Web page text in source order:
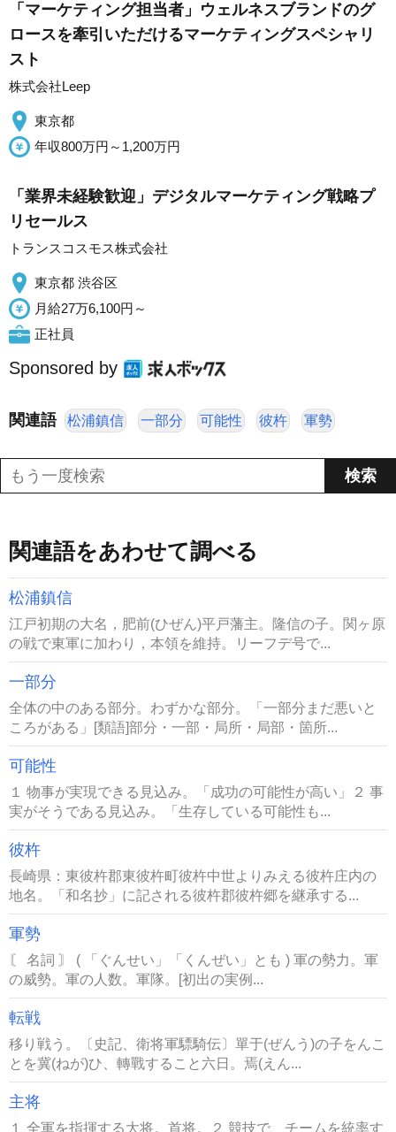
「マーケティング担当者」ウェルネスブランドのグ
ロースを牽引いただけるマーケティングスペシャリ
スト
株式会社Leep
東京都
年収800万円～1,200万円
「業界未経験歓迎」デジタルマーケティング戦略プ
リセールス
トランスコスモス株式会社
東京都 渋谷区
月給27万6,100円～
正社員
Sponsored by
関連語 松浦鎮信 一部分 可能性 彼杵 軍勢
関連語をあわせて調べる
松浦鎮信
江戸初期の大名，肥前(ひぜん)平戸藩主。隆信の子。関ヶ原
の戦で東軍に加わり，本領を維持。リーフデ号で...
一部分
全体の中のある部分。わずかな部分。「一部分まだ悪いと
ころがある」[類語]部分・一部・局所・局部・箇所...
可能性
１ 物事が実現できる見込み。「成功の可能性が高い」２ 事
実がそうである見込み。「生存している可能性も...
彼杵
長崎県：東彼杵郡東彼杵町彼杵中世よりみえる彼杵庄内の
地名。「和名抄」に記される彼杵郡彼杵郷を継承する...
軍勢
〘 名詞 〙 ( 「ぐんせい」「くんぜい」とも ) 軍の勢力。軍
の威勢。軍の人数。軍隊。[初出の実例...
転戦
移り戦う。〔史記、衛将軍驃騎伝〕單于(ぜんう)の子をんこ
とを冀(ねが)ひ、轉戰すること六日。焉(えん...
主将
１ 全軍を指揮する大将。首将。２ 競技で、チームを統率す